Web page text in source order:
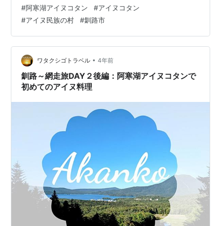
#阿寒湖アイヌコタン #アイヌコタン
#アイヌ民族の村 #釧路市
ワタクシゴトラベル • 4年前
釧路～網走旅DAY２後編：阿寒湖アイヌコタンで
初めてのアイヌ料理